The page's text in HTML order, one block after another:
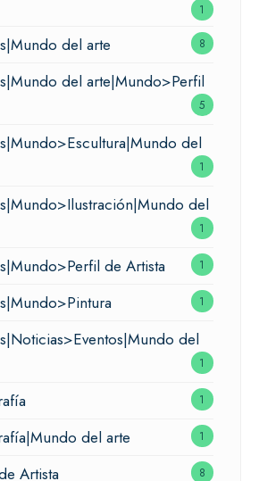
1
del arte 8
del arte|Mundo>Perfil
5
del
1
del
1
de Artista 1
1
del
1
1
del arte 1
Artista 8